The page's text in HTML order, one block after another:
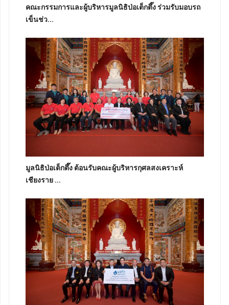
คณะกรรมการและผู้บริหารมูลนิธิป่อเต็กตึ๊ง ร่วมรับมอบรถ
เข็นช่ว...
มูลนิธิป่อเต็กตึ๊ง ต้อนรับคณะผู้บริหารกุศลสงเคราะห์
เชียงราย ...